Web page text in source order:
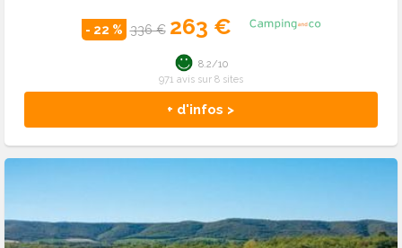
- 22 % 336 € 263 €
+ d'infos >
8.2/10
971 avis sur 8 sites